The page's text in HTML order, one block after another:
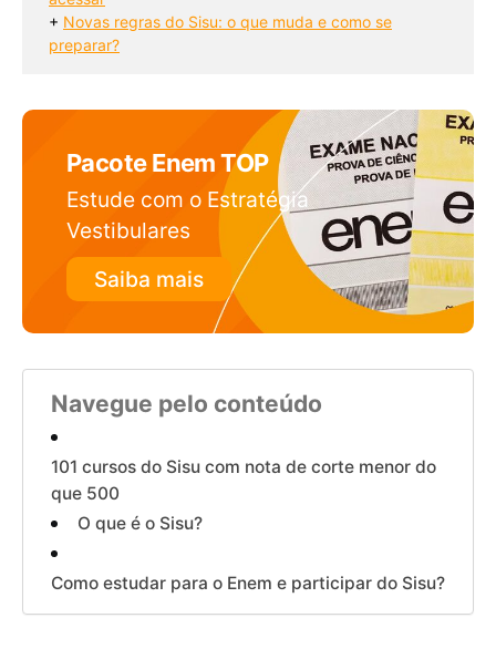
+ Novas regras do Sisu: o que muda e como se
preparar?
Pacote Enem TOP
Estude com o Estratégia
Vestibulares
Saiba mais
Navegue pelo conteúdo
101 cursos do Sisu com nota de corte menor do
que 500
O que é o Sisu?
Como estudar para o Enem e participar do Sisu?